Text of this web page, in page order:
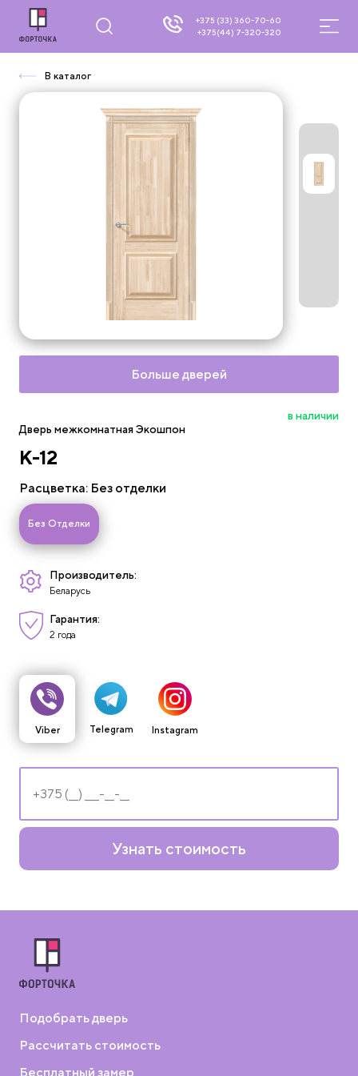
+375 (33) 360-70-60
+375(44) 7-320-320
В каталог
Больше дверей
в наличии
Дверь межкомнатная Экошпон
К-12
Расцветка: Без отделки
Без Отделки
Производитель:
Беларусь
Гарантия:
2 года
Viber Telegram Instagram
Узнать стоимость
Подобрать дверь
Рассчитать стоимость
Бесплатный замер